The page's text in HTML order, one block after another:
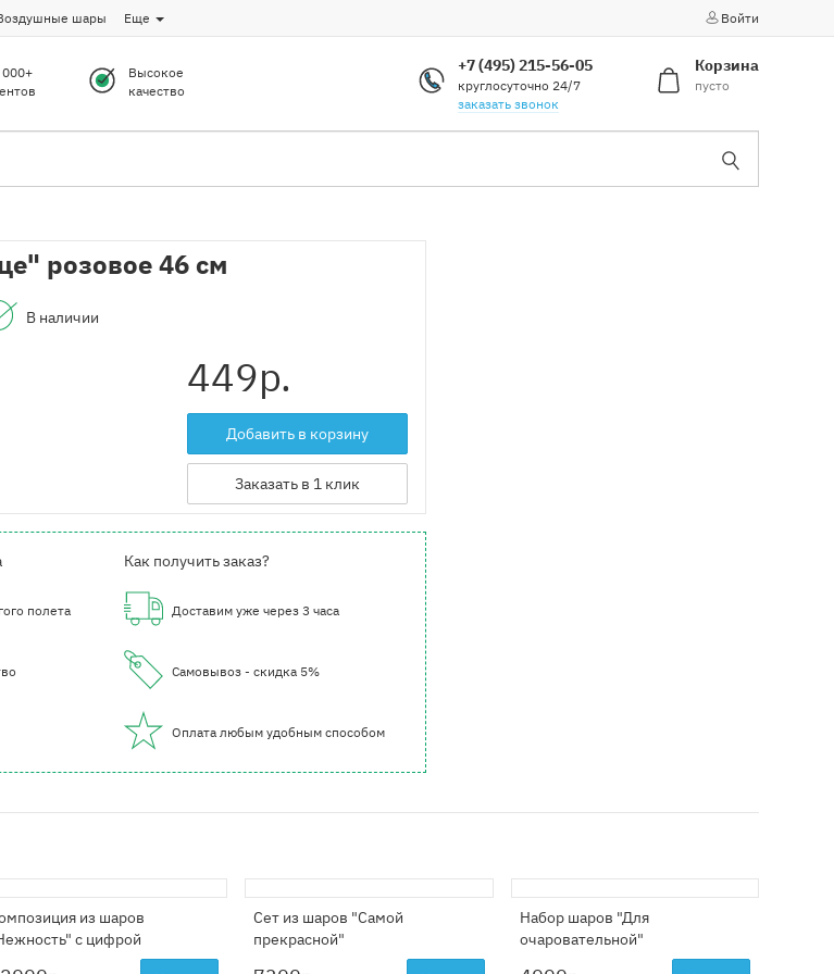
шары Еще Войти
Высокое
качество
+7 (495) 215-56-05
круглосуточно 24/7
заказать звонок
Корзина
пусто
розовое 46 см
В наличии
449р.
Добавить в корзину
Заказать в 1 клик
полета
Как получить заказ?
Доставим уже через 3 часа
Самовывоз - скидка 5%
Оплата любым удобным способом
из шаров
с цифрой
Сет из шаров "Самой
прекрасной"
Набор шаров "Для
очаровательной"